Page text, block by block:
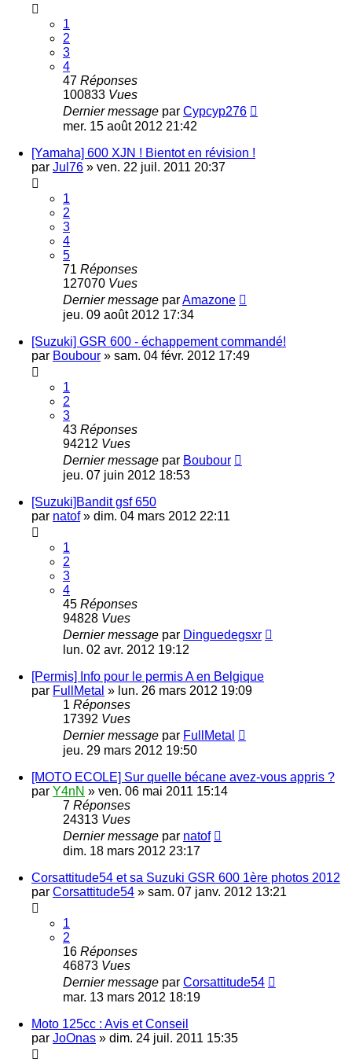
1
2
3
4
47 Réponses
100833 Vues
Dernier message par Cypcyp276
mer. 15 août 2012 21:42
[Yamaha] 600 XJN ! Bientot en révision !
par Jul76 » ven. 22 juil. 2011 20:37
1
2
3
4
5
71 Réponses
127070 Vues
Dernier message parAmazone
jeu. 09 août 2012 17:34
[Suzuki] GSR 600 - échappement commandé!
par Boubour » sam. 04 févr. 2012 17:49
1
2
3
43 Réponses
94212 Vues
Dernier message par Boubour
jeu. 07 juin 2012 18:53
[Suzuki]Bandit gsf 650
par natof» dim. 04 mars 2012 22:11
1
2
3
4
45 Réponses
94828 Vues
Dernier message par Dinguedegsxr
lun. 02 avr. 2012 19:12
[Permis] Info pour le permis A en Belgique
par FullMetal » lun. 26 mars 2012 19:09
1 Réponses
17392 Vues
Dernier message par FullMetal
jeu. 29 mars 2012 19:50
[MOTO ECOLE] Sur quelle bécane avez-vous appris ?
par Y4nN » ven. 06 mai 2011 15:14
7 Réponses
24313 Vues
Dernier message par natof
dim. 18 mars 2012 23:17
Corsattitude54 et sa Suzuki GSR 600 1ère photos 2012
par Corsattitude54 » sam. 07 janv. 2012 13:21
1
2
16 Réponses
46873 Vues
Dernier message par Corsattitude54
mar. 13 mars 2012 18:19
Moto 125cc : Avis et Conseil
par JoOnas » dim. 24 juil. 2011 15:35